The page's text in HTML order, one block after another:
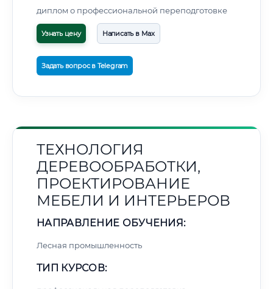
диплом о профессиональной переподготовке
Узнать цену Написать в Max
Задать вопрос в Telegram
ТЕХНОЛОГИЯ
ДЕРЕВООБРАБОТКИ,
ПРОЕКТИРОВАНИЕ
МЕБЕЛИ И ИНТЕРЬЕРОВ
НАПРАВЛЕНИЕ ОБУЧЕНИЯ:
Лесная промышленность
ТИП КУРСОВ: